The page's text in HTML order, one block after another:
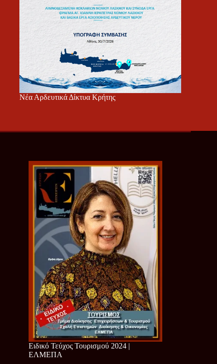
Νέα Αρδευτικά Δίκτυα Κρήτης
Ειδικό Τεύχος Τουρισμού 2024 |
ΕΛΜΕΠΑ